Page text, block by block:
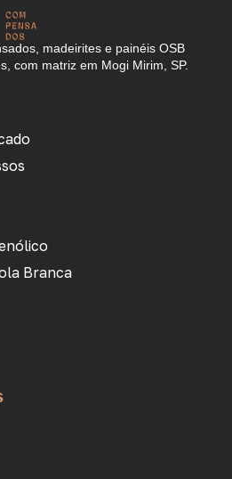
madeirites e painéis OSB
com matriz em Mogi Mirim, SP.
Branca